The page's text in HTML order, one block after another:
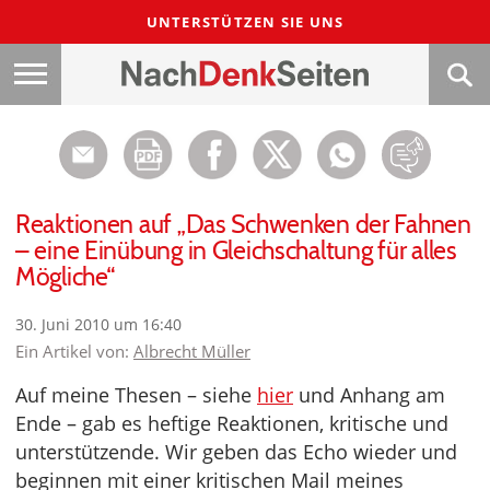
UNTERSTÜTZEN SIE UNS
Reaktionen auf „Das Schwenken der Fahnen
– eine Einübung in Gleichschaltung für alles
Mögliche“
30. Juni 2010 um 16:40
Ein Artikel von: Albrecht Müller
Auf meine Thesen – siehe hier und Anhang am
Ende – gab es heftige Reaktionen, kritische und
unterstützende. Wir geben das Echo wieder und
beginnen mit einer kritischen Mail meines